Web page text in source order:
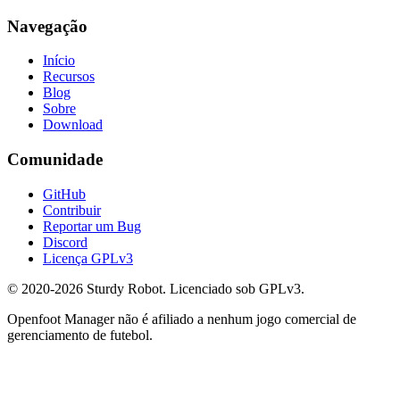
Navegação
Início
Recursos
Blog
Sobre
Download
Comunidade
GitHub
Contribuir
Reportar um Bug
Discord
Licença GPLv3
© 2020-2026 Sturdy Robot. Licenciado sob GPLv3.
Openfoot Manager não é afiliado a nenhum jogo comercial de
gerenciamento de futebol.